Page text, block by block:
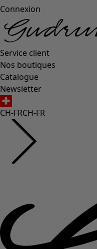
Connexion
Service client
Nos boutiques
Catalogue
Newsletter
CH-FRCH-FR